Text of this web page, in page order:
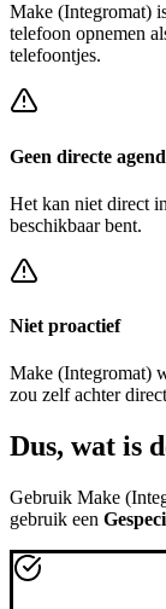
Make (Integromat)
telefoon opnemen
telefoontjes.
Geen directe
Het kan niet direct
beschikbaar bent.
Niet proactief
Make (Integromat)
zou zelf achter
Dus, wat is
Gebruik Make
gebruik een